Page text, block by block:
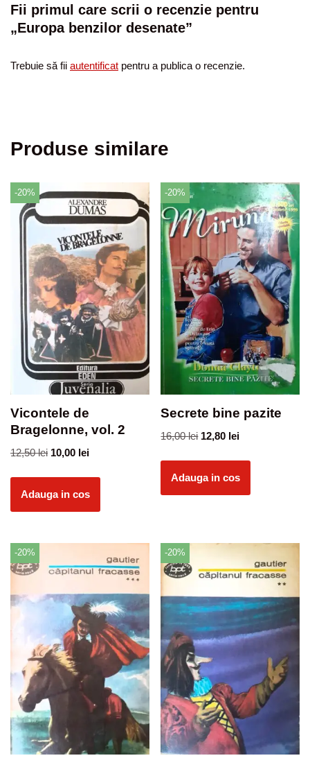
Fii primul care scrii o recenzie pentru
„Europa benzilor desenate”
Trebuie să fii autentificat pentru a publica o recenzie.
Produse similare
-20%
Vicontele de
Bragelonne, vol. 2
12,50lei 10,00 lei
Adauga in cos
-20%
Secrete bine pazite
16,00lei 12,80 lei
Adauga in cos
-20% -20%